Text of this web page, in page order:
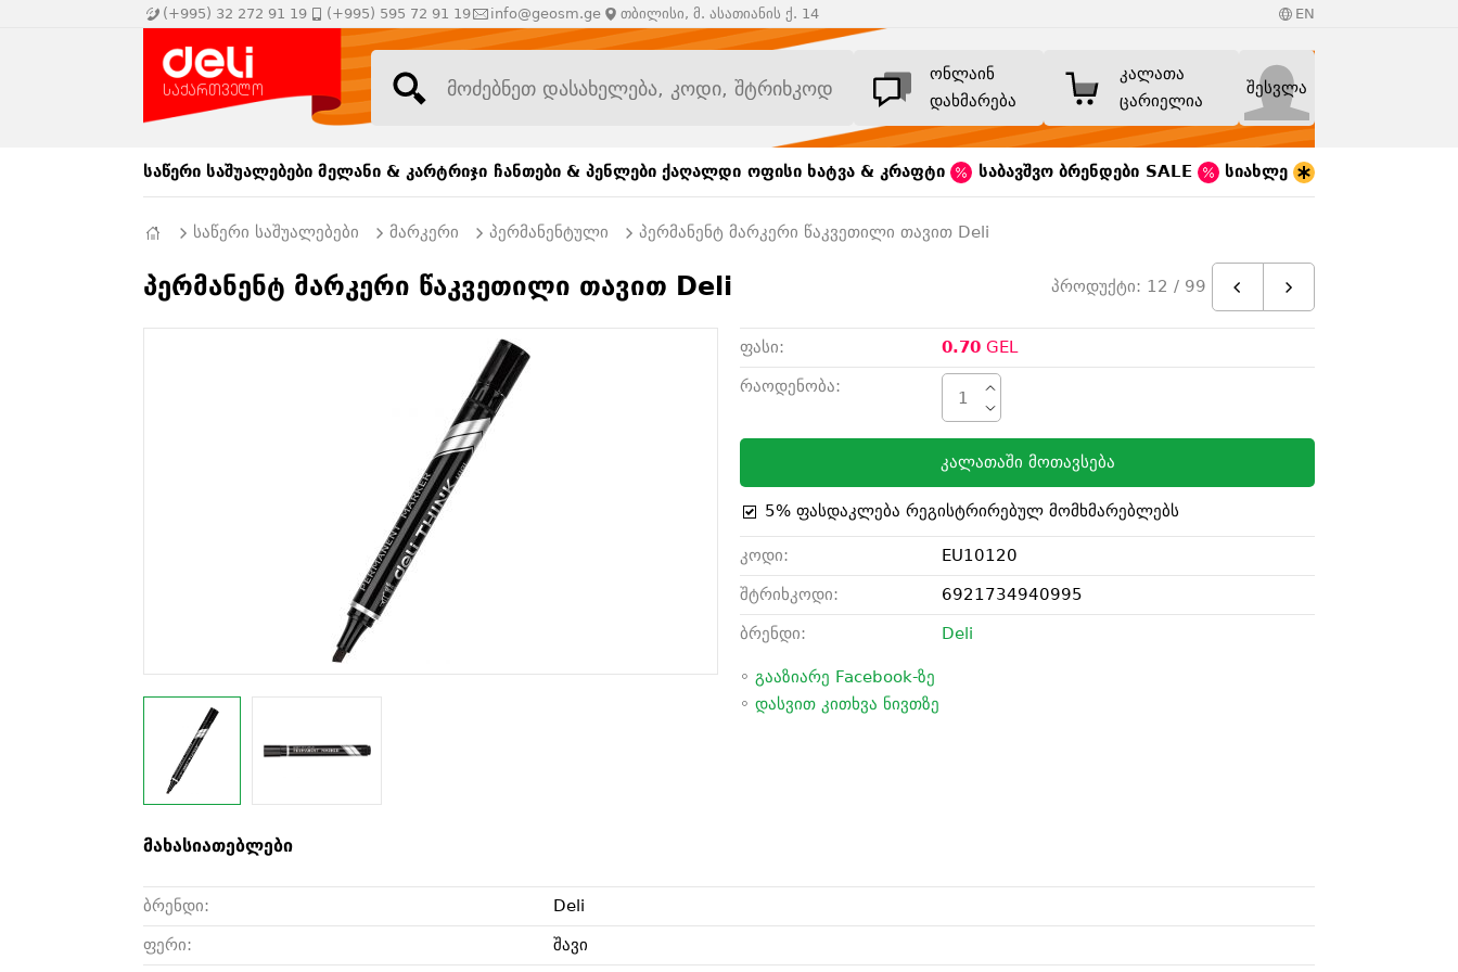
(+995) 32 272 91 19 (+995) 595 72 91 19 info@geosm.ge თბილისი, მ. ასათიანის ქ. 14 EN
ონლაინ
დახმარება
კალათა
ცარიელია
შესვლა
საწერი საშუალებები მელანი & კარტრიჯი ჩანთები & პენლები ქაღალდი ოფისი ხატვა & კრაფტი საბავშვო ბრენდები SALE სიახლე
საწერი საშუალებები მარკერი პერმანენტული პერმანენტ მარკერი წაკვეთილი თავით Deli
პერმანენტ მარკერი წაკვეთილი თავით Deli პროდუქტი: 12 / 99
ფასი: 0.70GEL
რაოდენობა:
კალათაში მოთავსება
5% ფასდაკლება რეგისტრირებულ მომხმარებლებს
კოდი:
EU10120
შტრიხკოდი:
6921734940995
ბრენდი:
Deli
◦ გააზიარე Facebook-ზე
◦ დასვით კითხვა ნივთზე
მახასიათებლები
ბრენდი:
Deli
ფერი:
შავი